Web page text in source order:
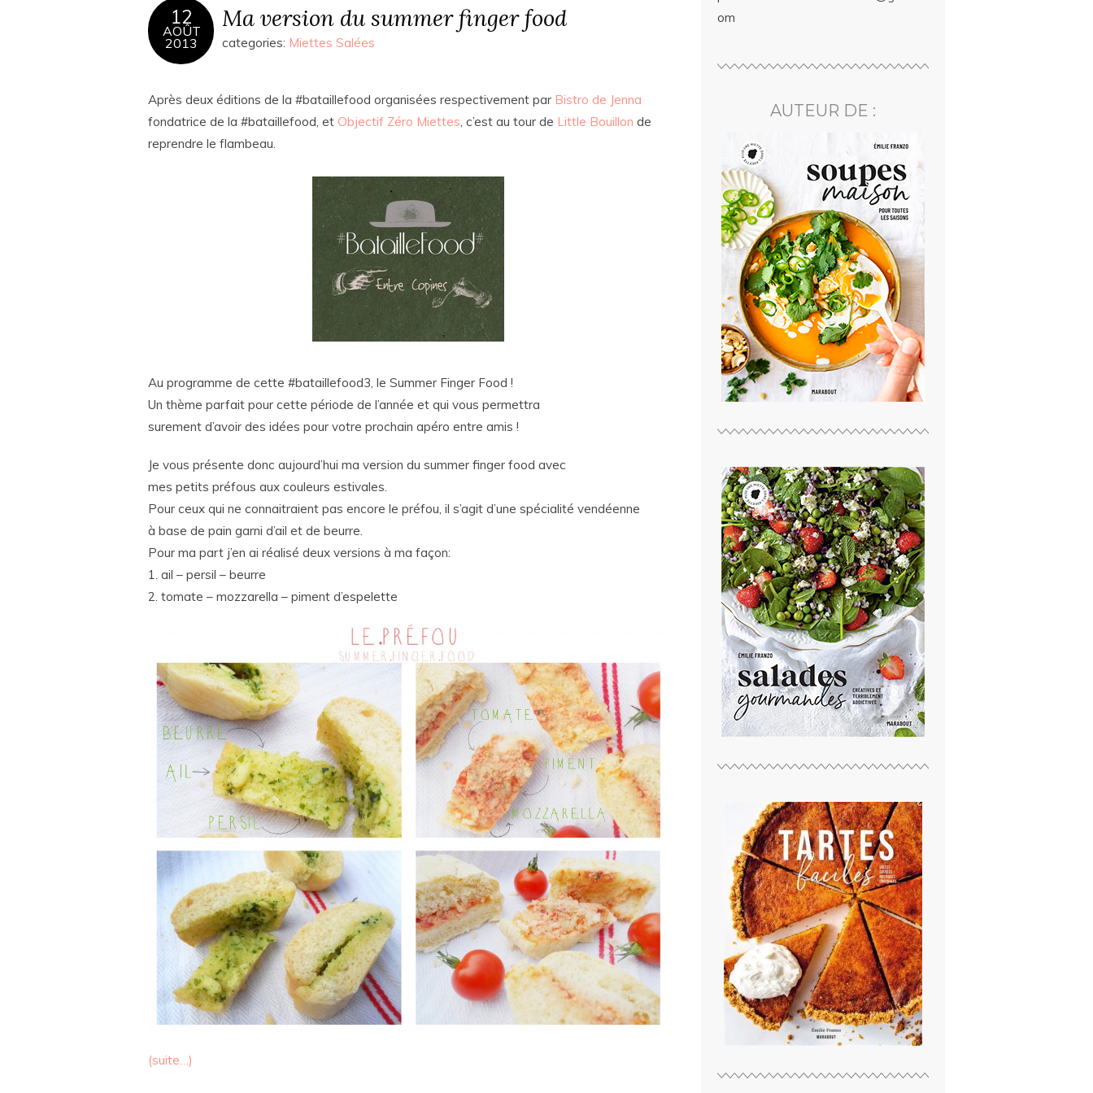
12
AOÛT
2013
Ma version du summer finger food
categories: Miettes Salées
Après deux éditions de la #bataillefood organisées respectivement par Bistro de Jenna
fondatrice de la #bataillefood, et Objectif Zéro Miettes, c’est au tour de Little Bouillon de
reprendre le flambeau.
Au programme de cette #bataillefood3, le Summer Finger Food !
Un thème parfait pour cette période de l’année et qui vous permettra
surement d’avoir des idées pour votre prochain apéro entre amis !
Je vous présente donc aujourd’hui ma version du summer finger food avec
mes petits préfous aux couleurs estivales.
Pour ceux qui ne connaitraient pas encore le préfou, il s’agit d’une spécialité vendéenne
à base de pain garni d’ail et de beurre.
Pour ma part j’en ai réalisé deux versions à ma façon:
1. ail – persil – beurre
2. tomate – mozzarella – piment d’espelette
(suite…)
om
AUTEUR DE :